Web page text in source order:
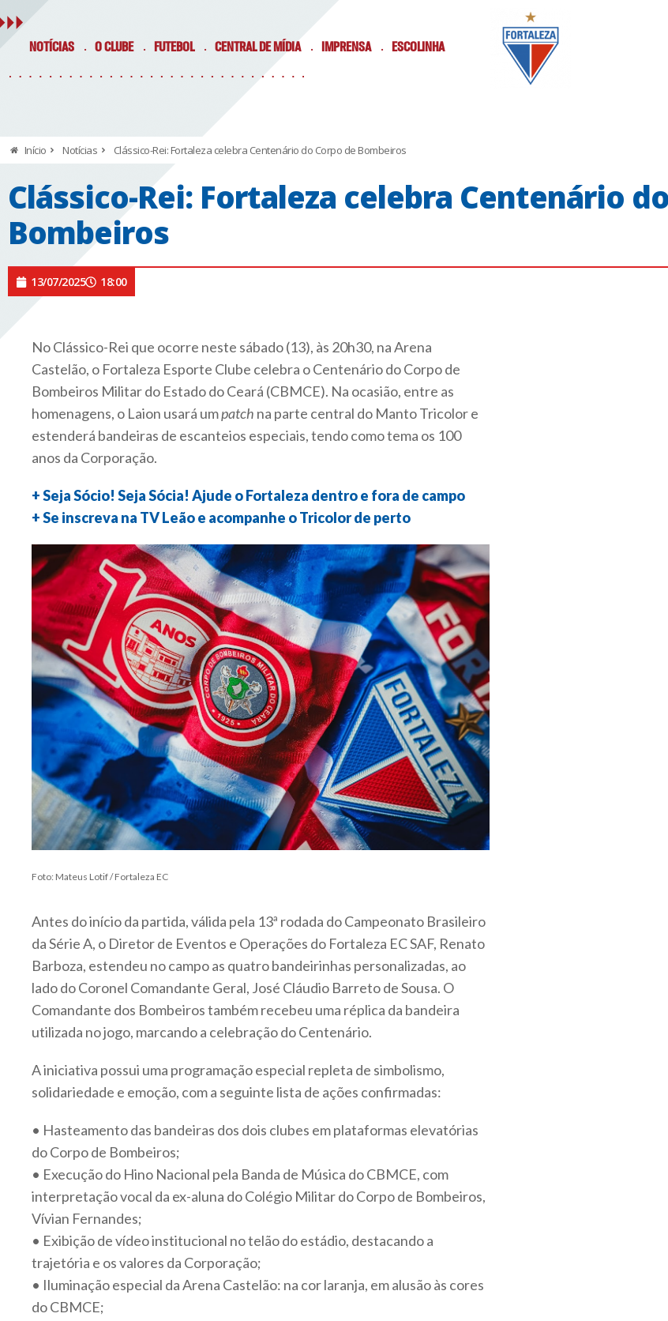
NOTÍCIAS O CLUBE FUTEBOL CENTRAL DE MÍDIA IMPRENSA ESCOLINHA
Início Notícias Clássico-Rei: Fortaleza celebra Centenário do Corpo de Bombeiros
Clássico-Rei: Fortaleza celebra Centenário
Bombeiros
13/07/2025 18:00
No Clássico-Rei que ocorre neste sábado (13), às 20h30, na Arena
Castelão, o Fortaleza Esporte Clube celebra o Centenário do Corpo de
Bombeiros Militar do Estado do Ceará (CBMCE). Na ocasião, entre as
homenagens, o Laion usará umpatch na parte central do Manto Tricolor e
estenderá bandeiras de escanteios especiais, tendo como tema os 100
anos da Corporação.
+ Seja Sócio! Seja Sócia! Ajude o Fortaleza dentro e fora de campo
+ Se inscreva na TV Leão e acompanhe o Tricolor de perto
Foto: Mateus Lotif / Fortaleza EC
Antes do início da partida, válida pela 13ª rodada do Campeonato Brasileiro
da Série A, o Diretor de Eventos e Operações do Fortaleza EC SAF, Renato
Barboza, estendeu no campo as quatro bandeirinhas personalizadas, ao
lado do Coronel Comandante Geral, José Cláudio Barreto de Sousa. O
Comandante dos Bombeiros também recebeu uma réplica da bandeira
utilizada no jogo, marcando a celebração do Centenário.
A iniciativa possui uma programação especial repleta de simbolismo,
solidariedade e emoção, com a seguinte lista de ações confirmadas:
• Hasteamento das bandeiras dos dois clubes em plataformas elevatórias
do Corpo de Bombeiros;
• Execução do Hino Nacional pela Banda de Música do CBMCE, com
interpretação vocal da ex-aluna do Colégio Militar do Corpo de Bombeiros,
Vívian Fernandes;
• Exibição de vídeo institucional no telão do estádio, destacando a
trajetória e os valores da Corporação;
• Iluminação especial da Arena Castelão: na cor laranja, em alusão às cores
do CBMCE;